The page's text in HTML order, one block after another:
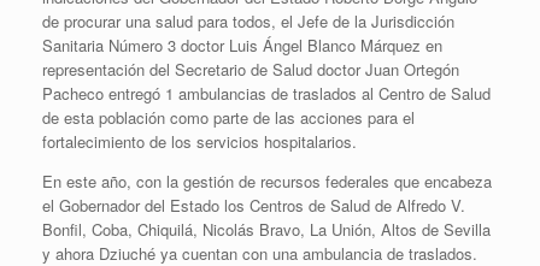
de procurar una salud para todos, el Jefe de la Jurisdicción
Sanitaria Número 3 doctor Luis Ángel Blanco Márquez en
representación del Secretario de Salud doctor Juan Ortegón
Pacheco entregó 1 ambulancias de traslados al Centro de Salud
de esta población como parte de las acciones para el
fortalecimiento de los servicios hospitalarios.
En este año, con la gestión de recursos federales que encabeza
el Gobernador del Estado los Centros de Salud de Alfredo V.
Bonfil, Coba, Chiquilá, Nicolás Bravo, La Unión, Altos de Sevilla
y ahora Dziuché ya cuentan con una ambulancia de traslados.